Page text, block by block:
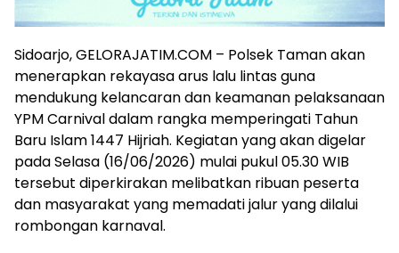
Sidoarjo, GELORAJATIM.COM – Polsek Taman akan
menerapkan rekayasa arus lalu lintas guna
mendukung kelancaran dan keamanan pelaksanaan
YPM Carnival dalam rangka memperingati Tahun
Baru Islam 1447 Hijriah. Kegiatan yang akan digelar
pada Selasa (16/06/2026) mulai pukul 05.30 WIB
tersebut diperkirakan melibatkan ribuan peserta
dan masyarakat yang memadati jalur yang dilalui
rombongan karnaval.